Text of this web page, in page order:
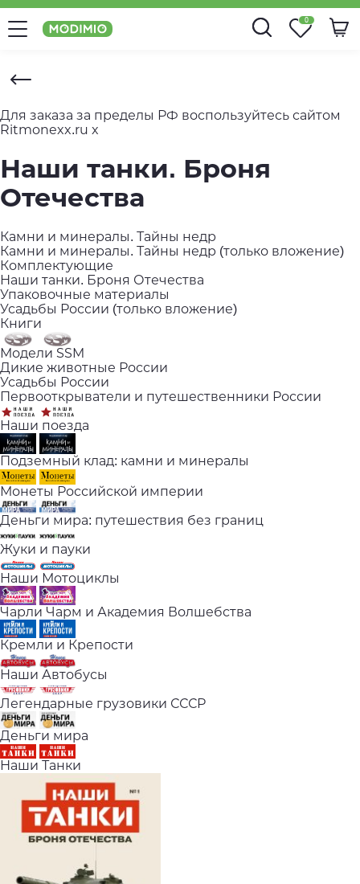
0
Для заказа за пределы РФ воспользуйтесь сайтом
Ritmonexx.ru x
Наши танки. Броня
Отечества
Камни и минералы. Тайны недр
Камни и минералы. Тайны недр (только вложение)
Комплектующие
Наши танки. Броня Отечества
Упаковочные материалы
Усадьбы России (только вложение)
Книги
Модели SSM
Дикие животные России
Усадьбы России
Первооткрыватели и путешественники России
Наши поезда
Подземный клад: камни и минералы
Монеты Российской империи
Деньги мира: путешествия без границ
Жуки и пауки
Наши Мотоциклы
Чарли Чарм и Академия Волшебства
Кремли и Крепости
Наши Автобусы
Легендарные грузовики СССР
Деньги мира
Наши Танки